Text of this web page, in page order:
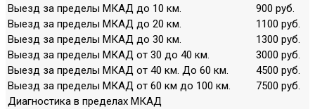
Выезд за пределы МКАД до 10 км.
900 руб.
Выезд за пределы МКАД до 20 км.
1100 руб.
Выезд за пределы МКАД до 30 км.
1300 руб.
Выезд за пределы МКАД от 30 до 40 км.
3000 руб.
Выезд за пределы МКАД от 40 км. До 60 км.
4500 руб.
Выезд за пределы МКАД от 60 км до 100 км.
7500 руб.
Диагностика в пределах МКАД